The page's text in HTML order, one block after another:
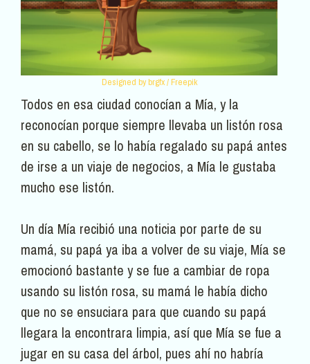
Designed by brgfx / Freepik
Todos en esa ciudad conocían a Mía, y la
reconocían porque siempre llevaba un listón rosa
en su cabello, se lo había regalado su papá antes
de irse a un viaje de negocios, a Mía le gustaba
mucho ese listón.
Un día Mía recibió una noticia por parte de su
mamá, su papá ya iba a volver de su viaje, Mía se
emocionó bastante y se fue a cambiar de ropa
usando su listón rosa, su mamá le había dicho
que no se ensuciara para que cuando su papá
llegara la encontrara limpia, así que Mía se fue a
jugar en su casa del árbol, pues ahí no habría